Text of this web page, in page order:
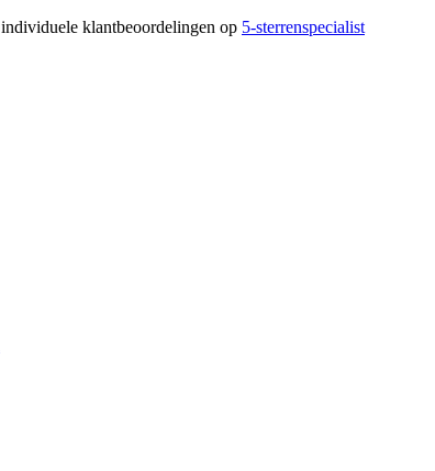
individuele klantbeoordelingen op 5-sterrenspecialist